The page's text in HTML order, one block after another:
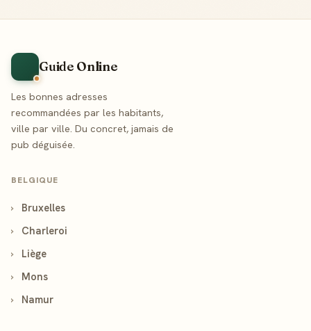
Guide Online
Les bonnes adresses
recommandées par les habitants,
ville par ville. Du concret, jamais de
pub déguisée.
BELGIQUE
›
Bruxelles
›
Charleroi
›
Liège
›
Mons
›
Namur